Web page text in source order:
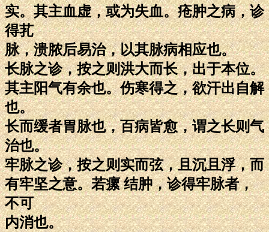
实。其主血虚，或为失血。疮肿之病，诊
得芤
脉，溃脓后易治，以其脉病相应也。
长脉之诊，按之则洪大而长，出于本位。
其主阳气有余也。伤寒得之，欲汗出自解
也。
长而缓者胃脉也，百病皆愈，谓之长则气
治也。
牢脉之诊，按之则实而弦，且沉且浮，而
有牢坚之意。若瘰 结肿，诊得牢脉者，
不可
内消也。